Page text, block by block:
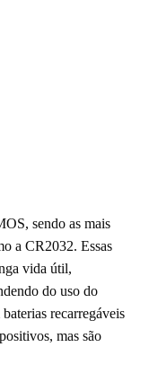
sendo as mais
a CR2032. Essas
vida útil,
do uso do
recarregáveis
mas são